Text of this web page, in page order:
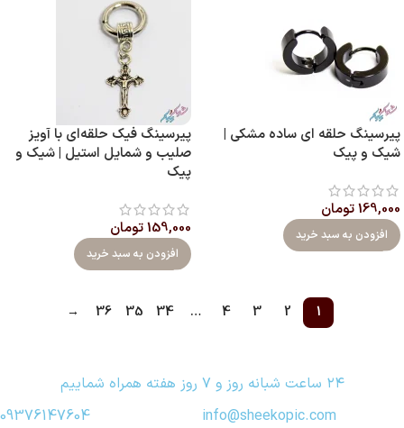
پیرسینگ حلقه ای ساده مشکی |
شیک و پیک
169,000تومان
افزودن به سبد خرید
پیرسینگ فیک حلقه‌ای با آویز
صلیب و شمایل استیل | شیک و
پیک
159,000تومان
افزودن به سبد خرید
1
2
3
4
…
34
35
36
→
۲۴ ساعت شبانه روز و ۷ روز هفته همراه شماییم
info@sheekopic.com
09376147604